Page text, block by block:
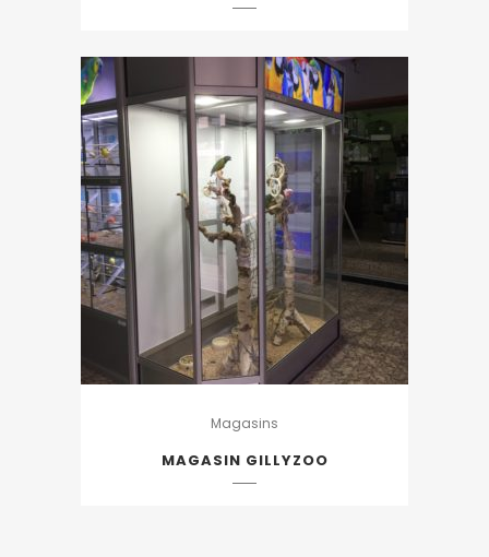
Magasins
MAGASIN GILLYZOO